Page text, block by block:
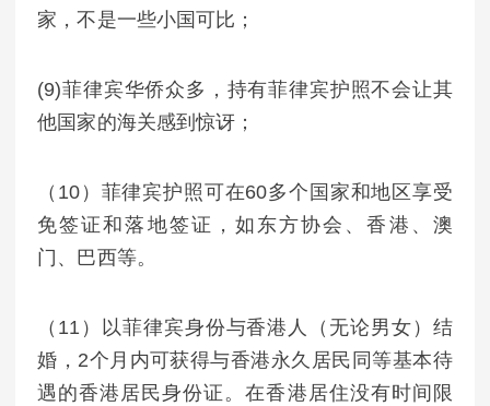
家，不是一些小国可比；
(9)菲律宾华侨众多，持有菲律宾护照不会让其
他国家的海关感到惊讶；
（10）菲律宾护照可在60多个国家和地区享受
免签证和落地签证，如东方协会、香港、澳
门、巴西等。
（11）以菲律宾身份与香港人（无论男女）结
婚，2个月内可获得与香港永久居民同等基本待
遇的香港居民身份证。在香港居住没有时间限